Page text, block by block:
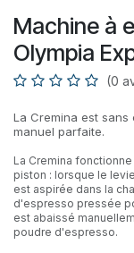
Machine à
Olympia
(0
La Cremina est
manuel parfaite.
La Cremina
piston : lorsque le
est aspirée dans la
d'espresso pressée
est abaissé
poudre d'espresso.